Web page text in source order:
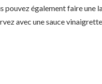
pouvez également faire une
avec une sauce